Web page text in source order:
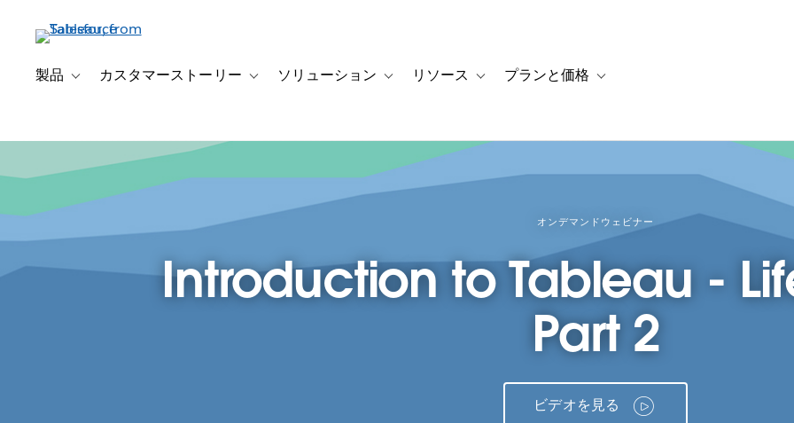
ン
に
製品 Toggle sub-navigation for 製品
カスタマーストーリー Toggle sub-navigation for カスタマーストーリー
ソリューション Toggle sub-navigation for ソリューション
リソース Toggle sub-navigation for リソース
プランと価格 Toggle sub-navigation for プランと価
オンデマンドウェビナー
Introduction to Tableau -
Part 2
ビデオを見る